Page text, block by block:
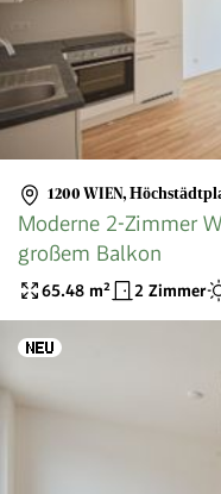
1200 WIEN,
Moderne 2-Zimmer
großem Balkon
65.48 m² 2 Zimmer